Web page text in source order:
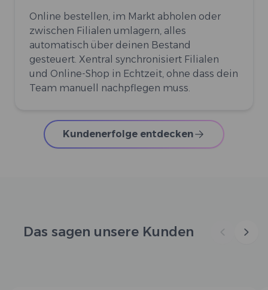
Online bestellen, im Markt abholen oder
zwischen Filialen umlagern, alles
automatisch über deinen Bestand
gesteuert. Xentral synchronisiert Filialen
und Online-Shop in Echtzeit, ohne dass dein
Team manuell nachpflegen muss.
Kundenerfolge entdecken
Das sagen unsere Kunden